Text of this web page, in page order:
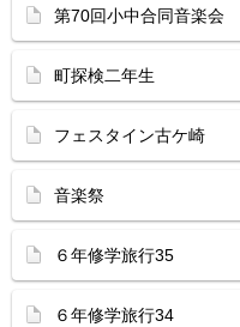
第70回小中合同音楽会
町探検二年生
フェスタイン古ケ崎
音楽祭
６年修学旅行35
６年修学旅行34